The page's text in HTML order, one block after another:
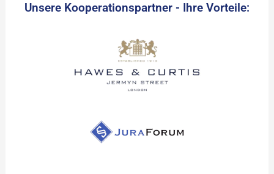
Unsere Kooperationspartner - Ihre Vorteile: